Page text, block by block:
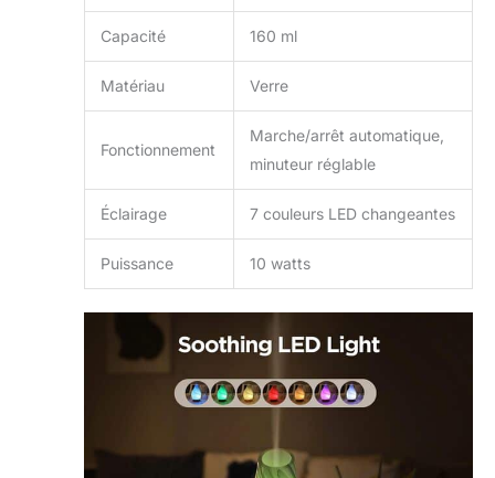
Capacité 160 ml
Matériau Verre
Fonctionnement
Marche/arrêt automatique,
minuteur réglable
Éclairage 7 couleurs LED changeantes
Puissance 10 watts